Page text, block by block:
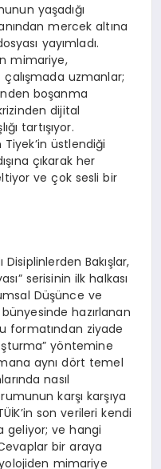
yaşadığı
mercek altına
yayımladı.
mimariye,
uzmanlar;
boşanma
dijital
tartışıyor.
üstlendiği
çıkarak her
ve çok sesli bir
Bakışlar,
serisinin ilk halkası
Düşünce ve
hazırlanan
formatından ziyade
yöntemine
aynı dört temel
nasıl
karşı karşıya
son verileri kendi
geliyor; ve hangi
bir araya
mimariye